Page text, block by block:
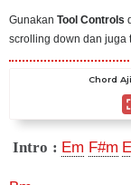
Gunakan Tool Controls
scrolling down dan juga
Chord
Intro : Em F#m